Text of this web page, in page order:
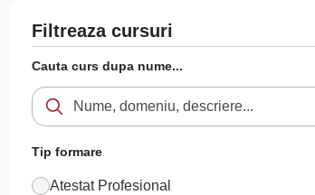
Filtreaza cursuri
Cauta curs dupa nume...
Tip formare
Atestat Profesional